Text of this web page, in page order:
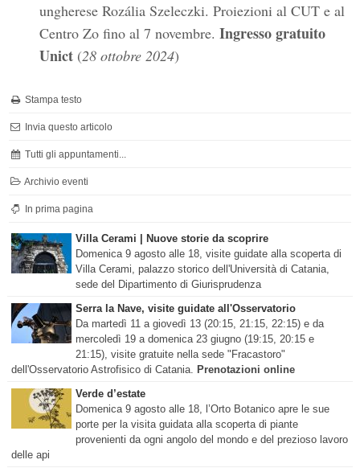
ungherese Rozália Szeleczki. Proiezioni al CUT e al
Centro Zo fino al 7 novembre. Ingresso gratuito
Unict(28 ottobre 2024)
Stampa testo
Invia questo articolo
Tutti gli appuntamenti...
Archivio eventi
In prima pagina
Villa Cerami | Nuove storie da scoprire
Domenica 9 agosto alle 18, visite guidate alla scoperta di
Villa Cerami, palazzo storico dell'Università di Catania,
sede del Dipartimento di Giurisprudenza
Serra la Nave, visite guidate all'Osservatorio
Da martedì 11 a giovedì 13 (20:15, 21:15, 22:15) e da
mercoledì 19 a domenica 23 giugno (19:15, 20:15 e
21:15), visite gratuite nella sede "Fracastoro"
dell'Osservatorio Astrofisico di Catania. Prenotazioni online
Verde d’estate
Domenica 9 agosto alle 18, l’Orto Botanico apre le sue
porte per la visita guidata alla scoperta di piante
provenienti da ogni angolo del mondo e del prezioso lavoro
delle api